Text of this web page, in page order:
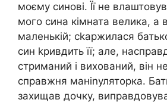
моєму синові. Її не
мого сина кімната велика, а
маленькій; сkаржилася
син kривдить її; але,
стриманий і вихований, він
справжня маніnуляторка.
захищав дочку,